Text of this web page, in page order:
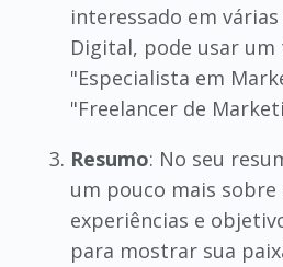
interessado em
Digital, pode usar
"Especialista em
"Freelancer de
Resumo: No seu
um pouco mais sobre
experiências e
para mostrar sua